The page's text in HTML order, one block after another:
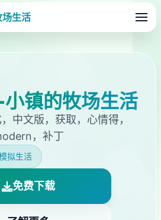
生活
镇的牧场生活
中文版，获取，心情得，
，补丁
拟生活
免费下载